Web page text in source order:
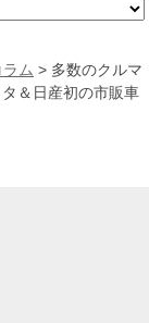
ム > 多数のクルマ
＆日産初の市販車